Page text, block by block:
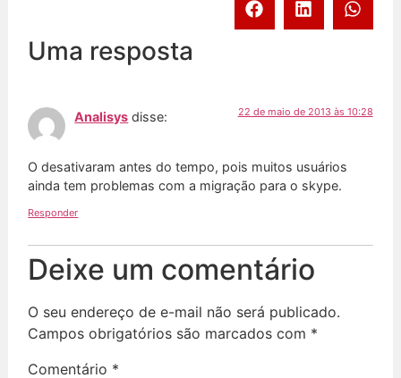
Uma resposta
Analisys disse: 22 de maio de 2013 às 10:28
O desativaram antes do tempo, pois muitos usuários
ainda tem problemas com a migração para o skype.
Responder
Deixe um comentário
O seu endereço de e-mail não será publicado.
Campos obrigatórios são marcados com *
Comentário *